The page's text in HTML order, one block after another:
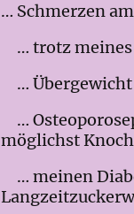
… Schmerzen
… trotz meines
… Übergewicht
…
möglichst
… meinen